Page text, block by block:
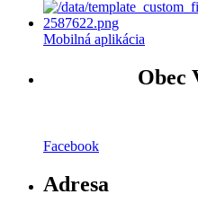
Mobilná aplikácia
Obec
Facebook
Adresa